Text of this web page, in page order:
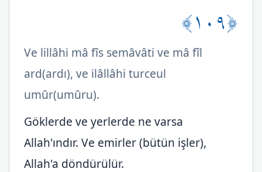
﴿١٠٩﴾
Ve lillâhi mâ fîs semâvâti ve mâ fîl
ard(ardı), ve ilâllâhi turceul
umûr(umûru).
Göklerde ve yerlerde ne varsa
Allah'ındır. Ve emirler (bütün işler),
Allah'a döndürülür.